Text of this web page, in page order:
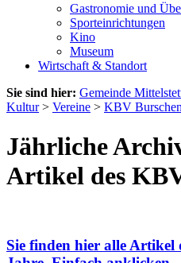
Gastronomie und
Sporteinrichtungen
Kino
Museum
Wirtschaft & Standort
Sie sind hier: Gemeinde
Kultur> Vereine > KBV
Jährliche
Artikel des
Sie finden hier alle Artikel